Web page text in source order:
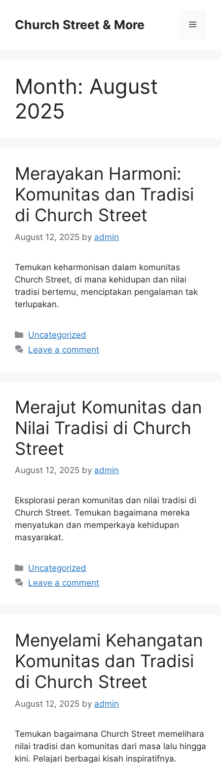
contentChurch Street & More Menu
Month: August
2025
Merayakan Harmoni:
Komunitas dan Tradisi
di Church Street
August 12, 2025 by admin
Temukan keharmonisan dalam komunitas
Church Street, di mana kehidupan dan nilai
tradisi bertemu, menciptakan pengalaman tak
terlupakan.
Categories
Uncategorized
Leave a comment
Merajut Komunitas dan
Nilai Tradisi di Church
Street
August 12, 2025 by admin
Eksplorasi peran komunitas dan nilai tradisi di
Church Street. Temukan bagaimana mereka
menyatukan dan memperkaya kehidupan
masyarakat.
Categories
Uncategorized
Leave a comment
Menyelami Kehangatan
Komunitas dan Tradisi
di Church Street
August 12, 2025 by admin
Temukan bagaimana Church Street memelihara
nilai tradisi dan komunitas dari masa lalu hingga
kini. Pelajari berbagai kisah inspiratifnya.